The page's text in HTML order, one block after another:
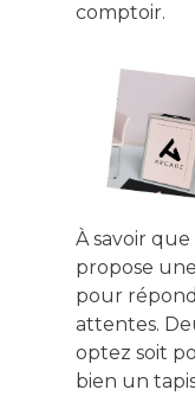
comptoir.
À savoir
propose une
pour
attentes.
optez soit
bien un